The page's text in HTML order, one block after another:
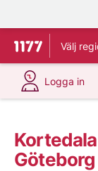
Till startsidan
Välj
Logga in
på
Göteborg